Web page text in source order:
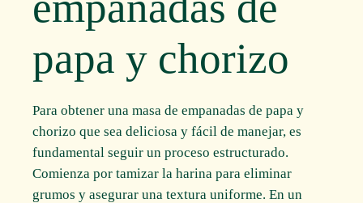
papa y chorizo
Para obtener una masa de empanadas de papa y
chorizo que sea deliciosa y fácil de manejar, es
fundamental seguir un proceso estructurado.
Comienza por tamizar la harina para eliminar
grumos y asegurar una textura uniforme. En un